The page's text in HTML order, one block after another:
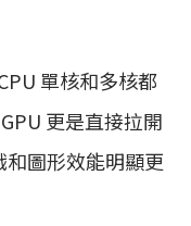
單核和多核都
GPU 更是直接拉開
和圖形效能明顯更